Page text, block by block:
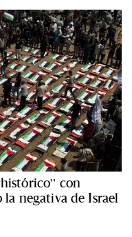
con
la negativa de Israel